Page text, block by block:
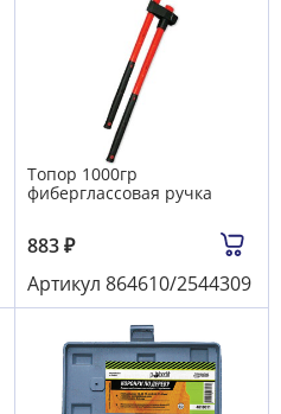
Топор 1000гр
фиберглассовая ручка
883₽
Артикул 864610/2544309